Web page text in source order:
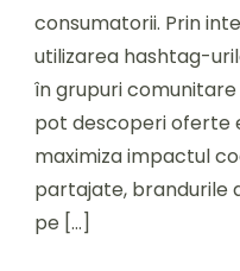
sociale:
platforme,
să
găsești,
strategii
partajare
consumatorii. Prin
utilizarea hashtag-
în grupuri
pot descoperi oferte
maximiza impactul
partajate, brandurile
pe […]